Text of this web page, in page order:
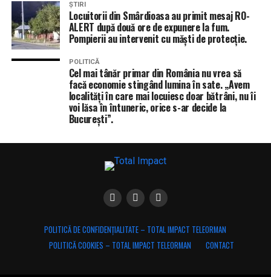
ȘTIRI
Locuitorii din Smârdioasa au primit mesaj RO-
ALERT după două ore de expunere la fum.
Pompierii au intervenit cu măști de protecție.
POLITICĂ
Cel mai tânăr primar din România nu vrea să
facă economie stingând lumina în sate. „Avem
localități în care mai locuiesc doar bătrâni, nu îi
voi lăsa în întuneric, orice s-ar decide la
București”.
POLITICĂ DE CONFIDENȚIALITATE – TOTAL IMPACT TELEORMAN
POLITICĂ COOKIES – TOTAL IMPACT TELEORMAN
CONTACT